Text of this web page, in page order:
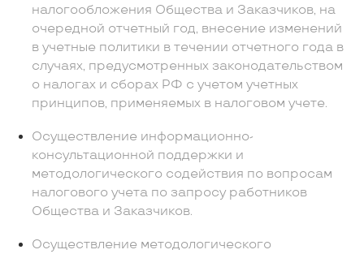
налогообложения Общества и Заказчиков, на
очередной отчетный год, внесение изменений
в учетные политики в течении отчетного года в
случаях, предусмотренных законодательством
о налогах и сборах РФ с учетом учетных
принципов, применяемых в налоговом учете.
Осуществление информационно-
консультационной поддержки и
методологического содействия по вопросам
налогового учета по запросу работников
Общества и Заказчиков.
Осуществление методологического